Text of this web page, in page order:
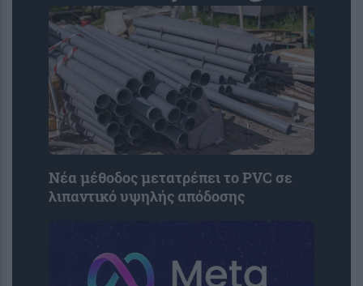
Νέα μέθοδος μετατρέπει το PVC σε
λιπαντικό υψηλής απόδοσης